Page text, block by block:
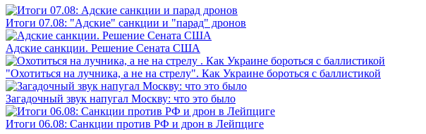
Итоги 07.08: "Адские" санкции и "парад" дронов
Адские санкции. Решение Сената США
"Охотиться на лучника, а не на стрелу". Как Украине бороться с баллистикой
Загадочный звук напугал Москву: что это было
Итоги 06.08: Санкции против РФ и дрон в Лейпциге